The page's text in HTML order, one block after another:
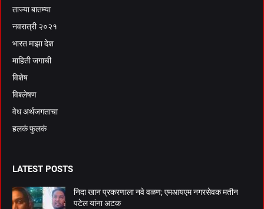
ताज्या बातम्या
नवरात्री २०२१
भारत माझा देश
माहिती जगाची
विशेष
विश्लेषण
वेध अर्थजगताचा
हलकं फुलकं
LATEST POSTS
निदा खान प्रकरणाला नवे वळण; एमआयएम नगरसेवक मतीन
पटेल यांना अटक